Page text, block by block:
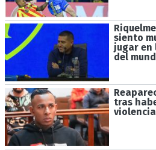
siento
jugar en
del
tras